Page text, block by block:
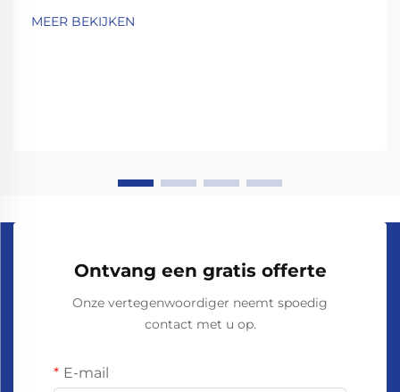
MEER BEKIJKEN
Ontvang een gratis offerte
Onze vertegenwoordiger neemt spoedig
contact met u op.
E-mail